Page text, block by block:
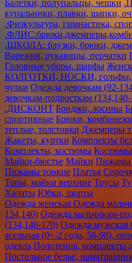
Балетки, полупальцы, чешки
купальники, плавки, шапки,
.Физкультура, гимнастика,
.ШКОЛА: блузки, брюки,
Варежки, рукавицы, перчатки
Головные уборы, шарфы
КОЛГОТКИ, НОСКИ, гольфы,
чулки Одежда девочкам (92-
девочкам-подросткам
.ДИСКОНТ Бриджи, лосины
спортивные Брюки,
теплые, толстовки Джемперы
Жакеты, куртки Комплекты
Комплекты, костюмы Костюмы
Майки-бюстье Майки Пижамы
Пижамы тонкие Платья
Топы, майки верхние Трусы
Халаты Юбки, шорты
Одежда женская Одежда
134,140) Одежда мальчикам-
(134,140-170) Одежда мужская
ясельная (0+-2 года, 56-98),
одеяла Полотенца, комплекты
Постельное белье,